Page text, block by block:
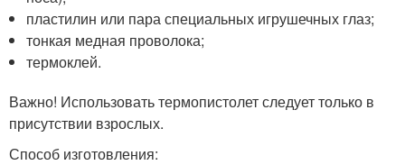
пластилин или пара специальных игрушечных глаз;
тонкая медная проволока;
термоклей.
Важно! Использовать термопистолет следует только в
присутствии взрослых.
Способ изготовления: